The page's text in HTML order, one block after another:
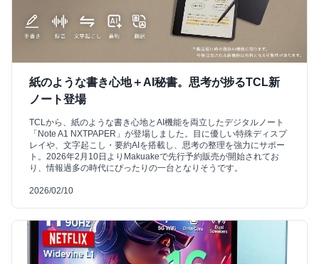
紙のような書き心地＋AI秘書。思考が捗るTCL新
ノート登場
TCLから、紙のような書き心地とAI機能を両立したデジタルノート
「Note A1 NXTPAPER」が登場しました。目に優しい特殊ディスプ
レイや、文字起こし・要約AIを搭載し、思考の整理を強力にサポー
ト。2026年2月10日よりMakuakeで先行予約販売が開始されてお
り、情報過多の時代にぴったりの一台となりそうです。
2026/02/10